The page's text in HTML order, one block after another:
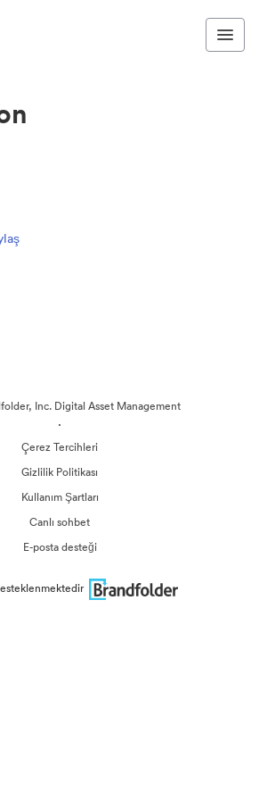
Inc. Digital Asset Management
·
Çerez Tercihleri
Gizlilik Politikası
Kullanım Şartları
Canlı sohbet
E-posta desteği